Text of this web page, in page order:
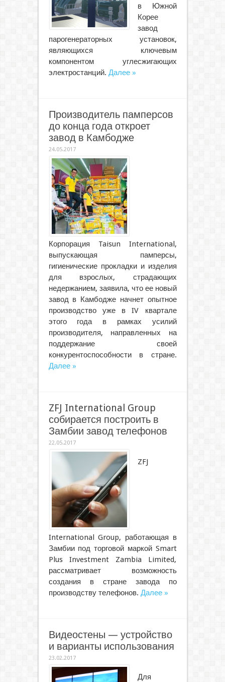
в Южной
Корее
завод
парогенераторных установок,
являющихся ключевым
компонентом углесжигающих
электростанций. Далее »
Производитель памперсов
до конца года откроет
завод в Камбодже
24.05.2017
Корпорация Taisun International,
выпускающая памперсы,
гигиенические прокладки и изделия
для взрослых, страдающих
недержанием, заявила, что ее новый
завод в Камбодже начнет опытное
производство уже в IV квартале
этого года в рамках усилий
производителя, направленных на
поддержание своей
конкурентоспособности в стране.
Далее »
ZFJ International Group
собирается построить в
Замбии завод телефонов
22.05.2017
ZFJ
International Group, работающая в
Замбии под торговой маркой Smart
Plus Investment Zambia Limited,
рассматривает возможность
создания в стране завода по
производству телефонов. Далее »
Видеостены — устройство
и варианты использования
23.02.2017
Для